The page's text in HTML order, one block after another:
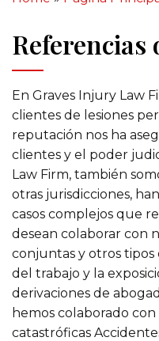
Referencias
En Graves Injury Law
clientes de lesiones
reputación nos ha
clientes y el poder
Law Firm, también
otras jurisdicciones,
casos complejos que
desean colaborar con
conjuntas y otros
del trabajo y la
derivaciones de
hemos colaborado
catastróficas